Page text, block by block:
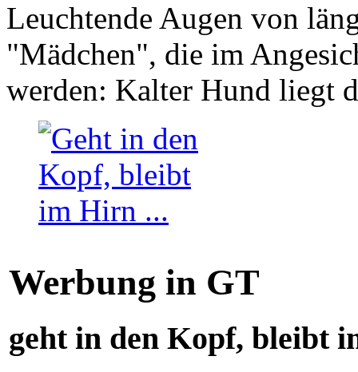
Leuchtende Augen von
"Mädchen", die im
werden: Kalter Hund liegt
Werbung in GT
geht in den Kopf, bleibt